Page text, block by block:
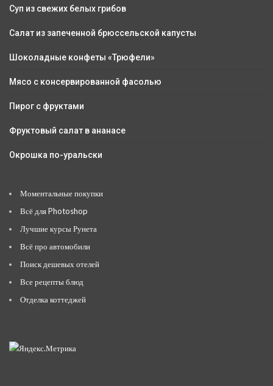
Суп из свежих белых грибов
Салат из запеченной брюссельской капусты
Шоколадные конфеты «Трюфели»
Мясо с консервированной фасолью
Пирог с фруктами
Фруктовый салат в ананасе
Окрошка по-уральски
Моментальные покупки
Всё для Photoshop
Лучшие курсы Рунета
Всё про автомобили
Поиск дешевых отелей
Все рецепты блюд
Отделка коттеджей